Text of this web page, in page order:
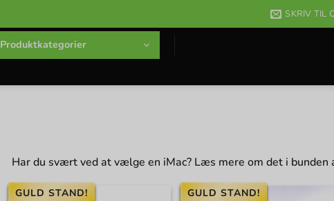
SKRIV TIL
Produktkategorier
Har du svært ved at vælge en iMac? Læs mere om det i bunden
GULD STAND! GULD STAND!